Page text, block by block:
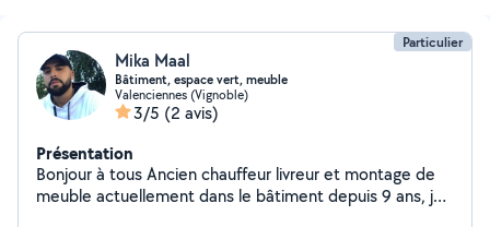
Particulier
Mika Maal
Bâtiment, espace vert, meuble
Valenciennes (Vignoble)
3/5 (2 avis)
Présentation
Bonjour à tous Ancien chauffeur livreur et montage de
meuble actuellement dans le bâtiment depuis 9 ans, je